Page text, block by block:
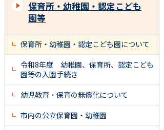
保育所・幼稚園・認定こども
園等
保育所・幼稚園・認定こども園について
令和8年度 幼稚園、保育所、認定こども
園等の入園手続き
幼児教育・保育の無償化について
市内の公立保育園・幼稚園